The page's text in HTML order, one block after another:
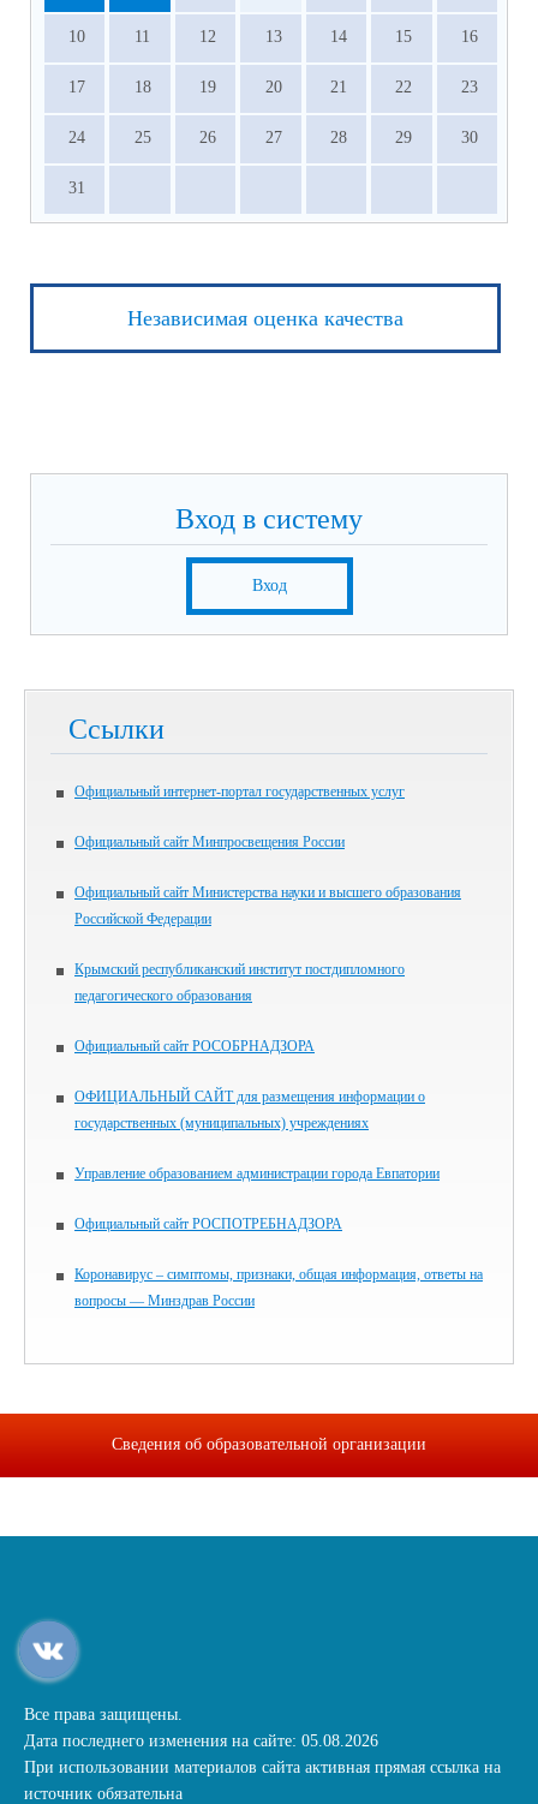
10 11 12 13 14 15 16
17 18 19 20 21 22 23
24 25 26 27 28 29 30
31
Независимая оценка качества
Вход в систему
Вход
Ссылки
Официальный интернет-портал государственных услуг
Официальный сайт Минпросвещения России
Официальный сайт Министерства науки и высшего образования
Российской Федерации
Крымский республиканский институт постдипломного
педагогического образования
Официальный сайт РОСОБРНАДЗОРА
ОФИЦИАЛЬНЫЙ САЙТ для размещения информации о
государственных (муниципальных) учреждениях
Управление образованием администрации города Евпатории
Официальный сайт РОСПОТРЕБНАДЗОРА
Коронавирус – симптомы, признаки, общая информация, ответы на
вопросы — Минздрав России
Сведения об образовательной организации
Все права защищены.
Дата последнего изменения на сайте: 05.08.2026
При использовании материалов сайта активная прямая ссылка на
источник обязательна